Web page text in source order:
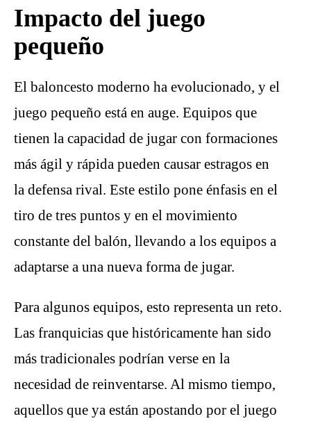
Impacto del juego
pequeño
El baloncesto moderno ha evolucionado, y el
juego pequeño está en auge. Equipos que
tienen la capacidad de jugar con formaciones
más ágil y rápida pueden causar estragos en
la defensa rival. Este estilo pone énfasis en el
tiro de tres puntos y en el movimiento
constante del balón, llevando a los equipos a
adaptarse a una nueva forma de jugar.
Para algunos equipos, esto representa un reto.
Las franquicias que históricamente han sido
más tradicionales podrían verse en la
necesidad de reinventarse. Al mismo tiempo,
aquellos que ya están apostando por el juego